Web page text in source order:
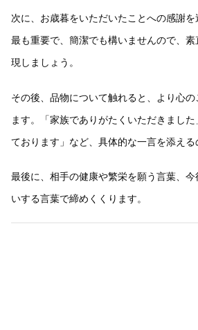
次に、お歳暮をいただいたことへの感謝
最も重要で、簡潔でも構いませんので、
現しましょう。
その後、品物について触れると、より心
ます。「家族でありがたくいただきまし
ております」など、具体的な一言を添える
最後に、相手の健康や繁栄を願う言葉、
いする言葉で締めくくります。